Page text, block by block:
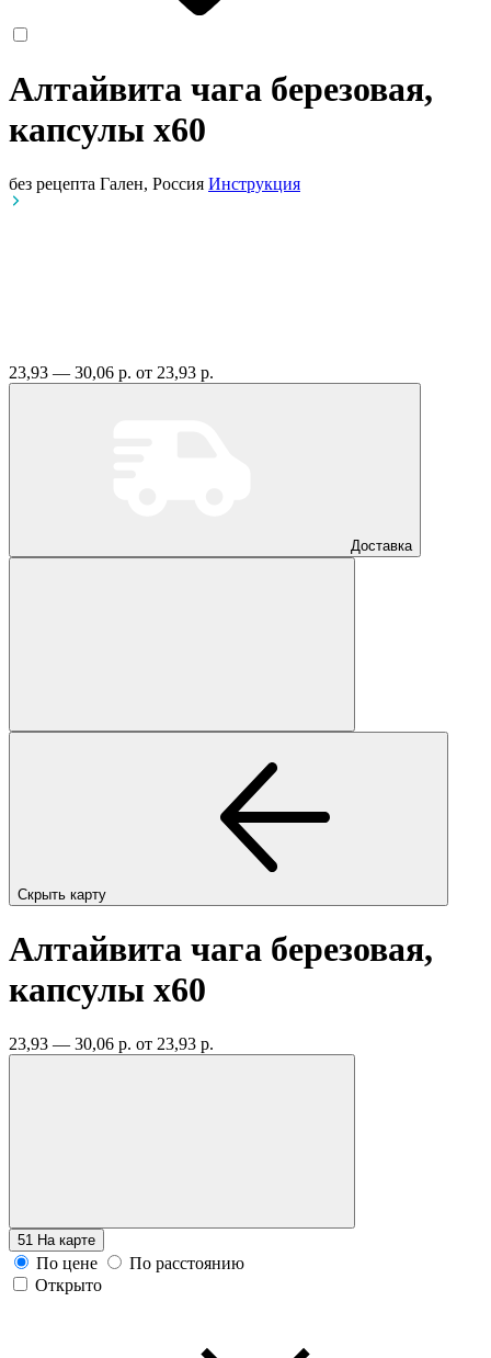
Алтайвита чага березовая,
капсулы x60
без рецепта Гален, Россия Инструкция
23,93 — 30,06 р. от 23,93 р.
Доставка
Скрыть карту
Алтайвита чага березовая,
капсулы x60
23,93 — 30,06 р. от 23,93 р.
51 На карте
По цене
По расстоянию
Открыто